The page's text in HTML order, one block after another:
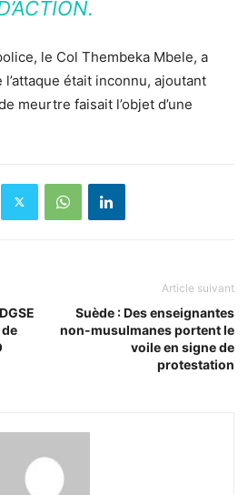
le Col Thembeka Mbele, a
était inconnu, ajoutant
meurtre faisait l’objet d’une
Article suivant
Suède : Des enseignantes
non-musulmanes portent le
voile en signe de
protestation